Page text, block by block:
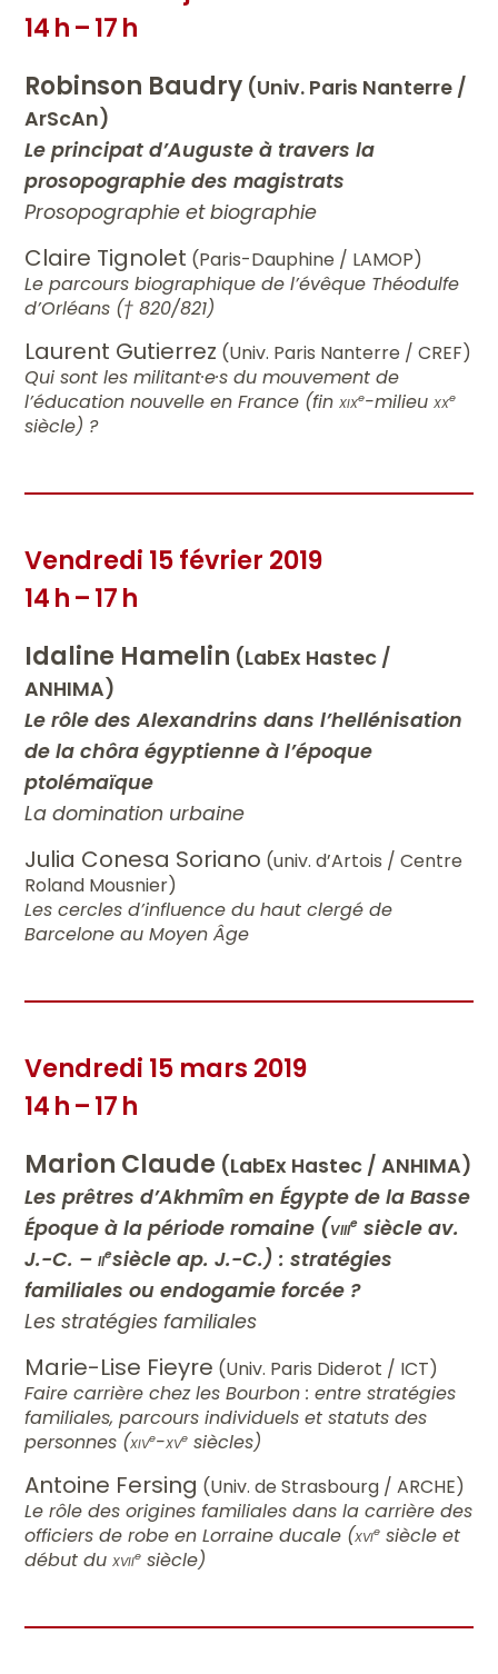
14 h – 17 h
Robinson Baudry (Univ. Paris Nanterre /
ArScAn)
Le principat d’Auguste à travers la
prosopographie des magistrats
Prosopographie et biographie
Claire Tignolet (Paris-Dauphine / LAMOP)
Le parcours biographique de l’évêque Théodulfe
d’Orléans († 820/821)
Laurent Gutierrez (Univ. Paris Nanterre / CREF)
Qui sont les militant·e·s du mouvement de
l’éducation nouvelle en France (finxixe-milieuxxe
siècle) ?
Vendredi 15 février 2019
14 h – 17 h
Idaline Hamelin (LabEx Hastec /
ANHIMA)
Le rôle des Alexandrins dans l’hellénisation
de la chôra égyptienne à l’époque
ptolémaïque
La domination urbaine
Julia Conesa Soriano (univ. d’Artois / Centre
Roland Mousnier)
Les cercles d’influence du haut clergé de
Barcelone au Moyen Âge
Vendredi 15 mars 2019
14 h – 17 h
Marion Claude (LabEx Hastec / ANHIMA)
Les prêtres d’Akhmîm en Égypte de la Basse
Époque à la période romaine (viiie siècle av.
J.-C. –iiesiècle ap. J.-C.) : stratégies
familiales ou endogamie forcée ?
Les stratégies familiales
Marie-Lise Fieyre (Univ. Paris Diderot / ICT)
Faire carrière chez les Bourbon : entre stratégies
familiales, parcours individuels et statuts des
personnes (xive-xve siècles)
Antoine Fersing (Univ. de Strasbourg / ARCHE)
Le rôle des origines familiales dans la carrière des
officiers de robe en Lorraine ducale (xvie siècle et
début duxviie siècle)